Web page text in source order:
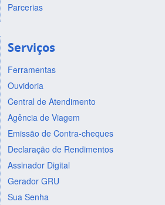
Parcerias
Serviços
Ferramentas
Ouvidoria
Central de Atendimento
Agência de Viagem
Emissão de Contra-cheques
Declaração de Rendimentos
Assinador Digital
Gerador GRU
Sua Senha